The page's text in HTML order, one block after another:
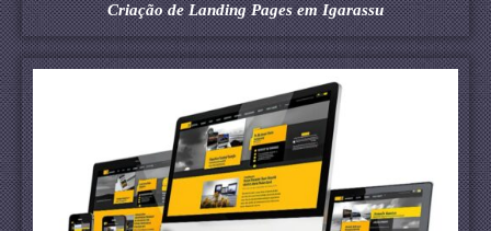
Criação de Landing Pages em Igarassu